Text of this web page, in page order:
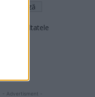
Arată rezultatele
- Advertisment -